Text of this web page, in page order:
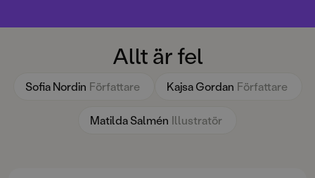
Allt är fel
Sofia Nordin Författare Kajsa Gordan Författare
Matilda Salmén Illustratör